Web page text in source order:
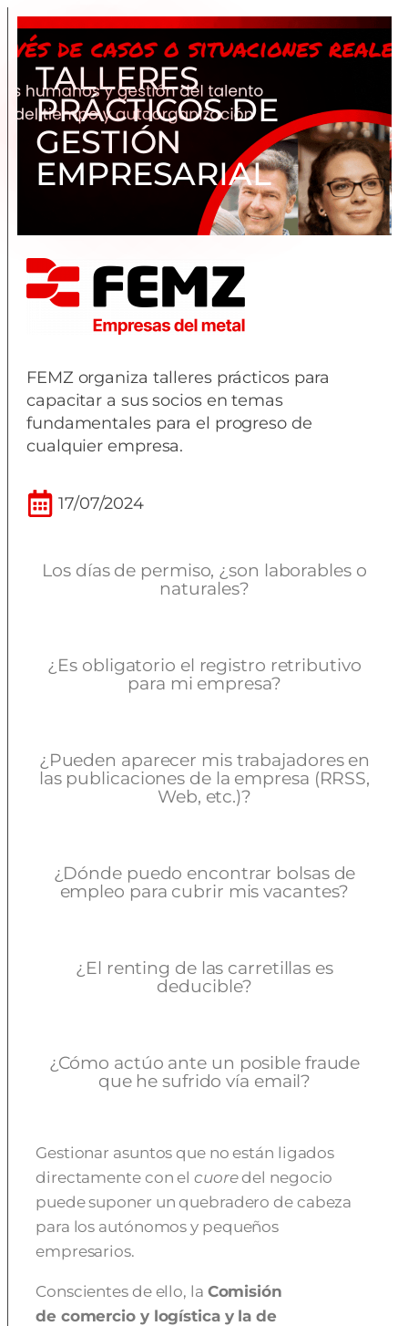
TALLERES
PRÁCTICOS DE
GESTIÓN
EMPRESARIAL
FEMZ organiza talleres prácticos para
capacitar a sus socios en temas
fundamentales para el progreso de
cualquier empresa.
17/07/2024
Los días de permiso, ¿son laborables o
naturales?
¿Es obligatorio el registro retributivo
para mi empresa?
¿Pueden aparecer mis trabajadores en
las publicaciones de la empresa (RRSS,
Web, etc.)?
¿Dónde puedo encontrar bolsas de
empleo para cubrir mis vacantes?
¿El renting de las carretillas es
deducible?
¿Cómo actúo ante un posible fraude
que he sufrido vía email?
Gestionar asuntos que no están ligados
directamente con el cuoredel negocio
puede suponer un quebradero de cabeza
para los autónomos y pequeños
empresarios.
Conscientes de ello, la Comisión
de comercio y logística y la de